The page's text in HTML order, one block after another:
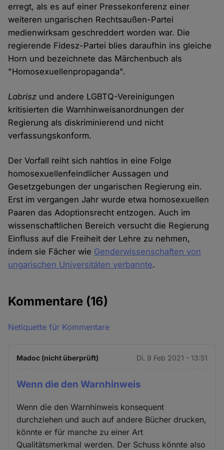
erregt, als es auf einer Pressekonferenz einer
weiteren ungarischen Rechtsaußen-Partei
medienwirksam geschreddert worden war. Die
regierende Fidesz-Partei blies daraufhin ins gleiche
Horn und bezeichnete das Märchenbuch als
"Homosexuellenpropaganda".
Labrisz und andere LGBTQ-Vereinigungen
kritisierten die Warnhinweisanordnungen der
Regierung als diskriminierend und nicht
verfassungskonform.
Der Vorfall reiht sich nahtlos in eine Folge
homosexuellenfeindlicher Aussagen und
Gesetzgebungen der ungarischen Regierung ein.
Erst im vergangen Jahr wurde etwa homosexuellen
Paaren das Adoptionsrecht entzogen. Auch im
wissenschaftlichen Bereich versucht die Regierung
Einfluss auf die Freiheit der Lehre zu nehmen,
indem sie Fächer wie Genderwissenschaften von
ungarischen Universitäten verbannte.
Kommentare (16)
Netiquette für Kommentare
Madoc (nicht überprüft) Di. 9 Feb 2021 - 13:51
Wenn die den Warnhinweis
Wenn die den Warnhinweis konsequent
durchziehen und auch auf andere Bücher drucken,
könnte er für manche zu einer Art
Qualitätsmerkmal werden. Der Schuss könnte also